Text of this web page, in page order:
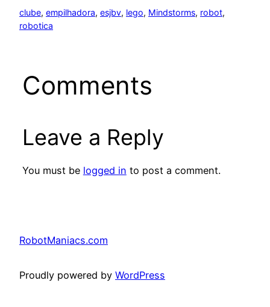
clube, empilhadora, esjbv, lego, Mindstorms, robot
robotica
Comments
Leave a Reply
You must be logged in to post a comment.
RobotManiacs.com
Proudly powered by WordPress